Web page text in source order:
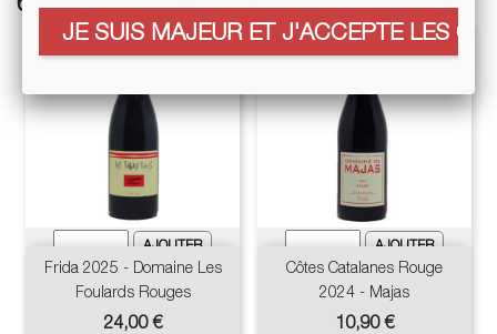
Frida 2025 - Domaine Les
Foulards Rouges
Prix
24,00 €
Côtes Catalanes Rouge
2024 - Majas
Prix
10,90 €
JE SUIS MAJEUR ET J'ACCEPTE LES